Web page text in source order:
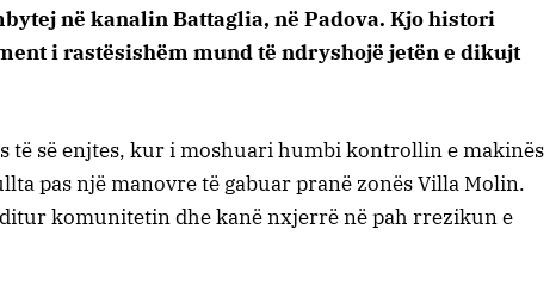
në kanalin Battaglia, në Padova. Kjo histori
i rastësishëm mund të ndryshojë jetën e dikujt
të së enjtes, kur i moshuari humbi kontrollin e makinës
pas një manovre të gabuar pranë zonës Villa Molin.
komunitetin dhe kanë nxjerrë në pah rrezikun e